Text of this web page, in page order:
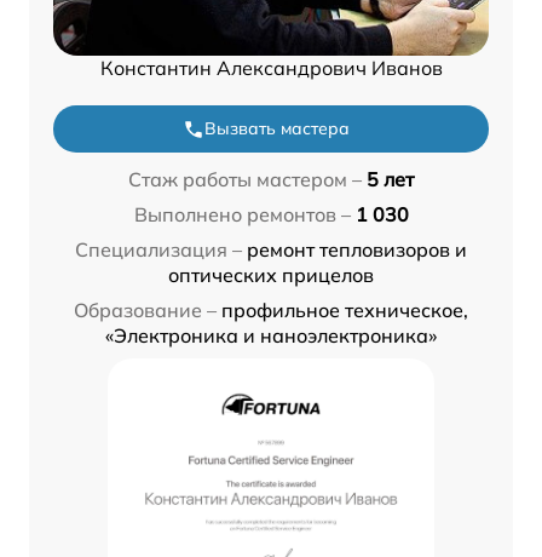
Константин Александрович Иванов
Вызвать мастера
Стаж работы мастером – 5 лет
Выполнено ремонтов – 1 030
Специализация – ремонт тепловизоров и
оптических прицелов
Образование – профильное техническое,
«Электроника и наноэлектроника»